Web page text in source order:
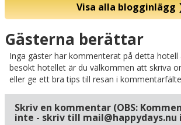
Visa alla blogginlägg
Karta
Gästerna berättar
Inga gäster har kommenterat på detta hotell
besökt hotellet är du välkommen att skriva
eller ge ett bra tips till resan i
Skriv en kommentar (OBS:
inte - skriv till